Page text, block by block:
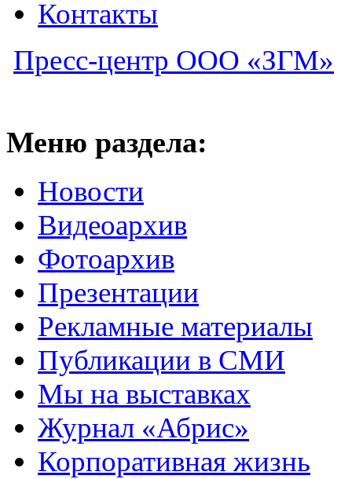
Контакты
Пресс-центр ООО «ЗГМ»
Меню раздела:
Новости
Видеоархив
Фотоархив
Презентации
Рекламные материалы
Публикации в СМИ
Мы на выставках
Журнал «Абрис»
Корпоративная жизнь